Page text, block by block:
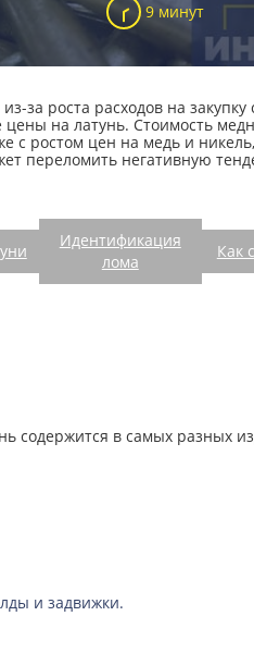
9 минут
за роста расходов на
на латунь. Стоимость
с ростом цен на медь и
переломить негативную
Идентификация
лома
Как
содержится в самых разных
и задвижки.